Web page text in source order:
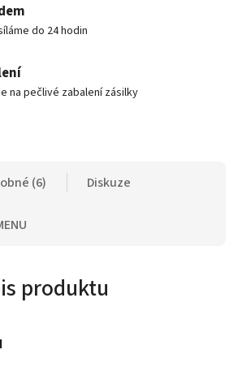
do 24 hodin
na pečlivé zabalení zásilky
(6) Diskuze
produktu